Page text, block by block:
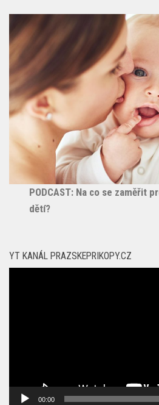
PODCAST: Na co se zaměřit
dětí?
YT KANÁL PRAZSKEPRIKOPY.CZ
00:00